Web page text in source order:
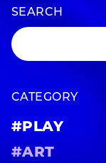
SEARCH
CATEGORY
#PLAY
#ART